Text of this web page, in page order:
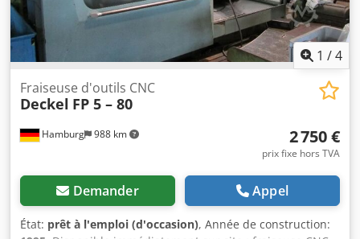
1 /4
Hamburg 988 km
Fraiseuse d'outils CNC
Deckel FP 5 – 80
2 750 €
prix fixe hors TVA
Demander Appel
État: prêt à l'emploi (d'occasion), Année de construction: